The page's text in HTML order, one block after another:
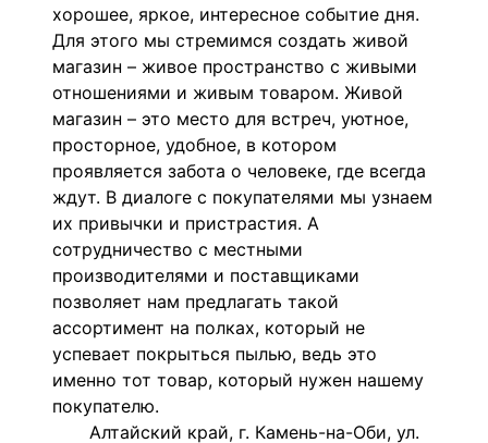
хорошее, яркое, интересное событие дня.
Для этого мы стремимся создать живой
магазин – живое пространство с живыми
отношениями и живым товаром. Живой
магазин – это место для встреч, уютное,
просторное, удобное, в котором
проявляется забота о человеке, где всегда
ждут. В диалоге с покупателями мы узнаем
их привычки и пристрастия. А
сотрудничество с местными
производителями и поставщиками
позволяет нам предлагать такой
ассортимент на полках, который не
успевает покрыться пылью, ведь это
именно тот товар, который нужен нашему
покупателю.
Алтайский край, г. Камень-на-Оби, ул.